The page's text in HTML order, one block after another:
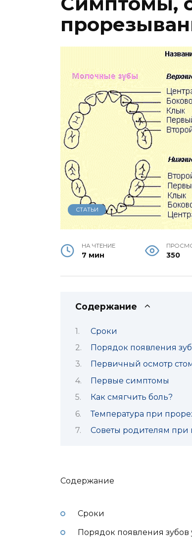
СТАТЬИ
НА ЧТЕНИЕ
7 мин 350
Содержание
Сроки
Порядок появления
Первичный осмотр
Первые симптомы
Как смягчить боль?
Температура при
Советы родителям при
Содержание
Сроки
Порядок появления зубов